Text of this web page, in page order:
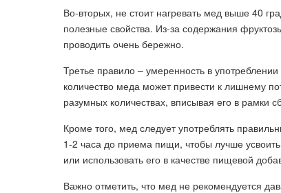
Во-вторых, не стоит нагревать мед выше 40
полезные свойства. Из-за содержания
проводить очень бережно.
Третье правило – умеренность в
количество меда может привести к лишнему
разумных количествах, вписывая его в рамки
Кроме того, мед следует употреблять
1-2 часа до приема пищи, чтобы лучше
или использовать его в качестве пищевой
Важно отметить, что мед не рекомендуется